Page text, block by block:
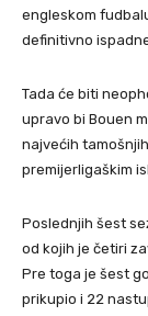
engleskom
definitivno
Tada će biti
upravo bi Bouen
najvećih
premijerligaškim
Poslednjih šest
od kojih je četiri
Pre toga je šest
prikupio i 22